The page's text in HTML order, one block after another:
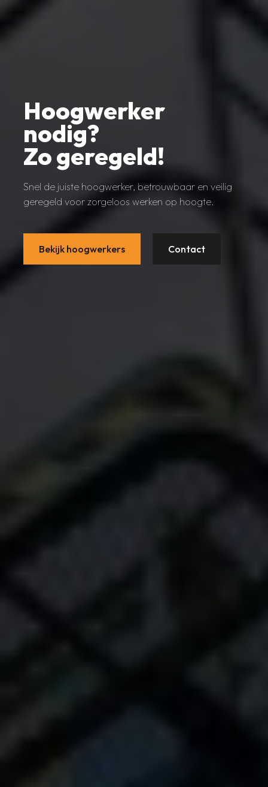
Hoogwerker
nodig?
Zo geregeld!
Snel de juiste hoogwerker, betrouwbaar en veilig
geregeld voor zorgeloos werken op hoogte.
Bekijk hoogwerkers Contact